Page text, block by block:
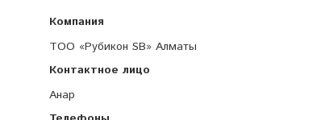
ТОО «Рубикон SB» Алматы
Анар